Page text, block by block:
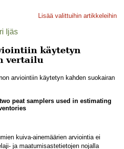
Lisää valittuihin artikkeleihin
Ijäs
käytetyn
vertailu
arviointiin käytetyn kahden suokairan
peat samplers used in estimating
kuiva-ainemäärien arviointia ei
ja maatumisastetietojen nojalla